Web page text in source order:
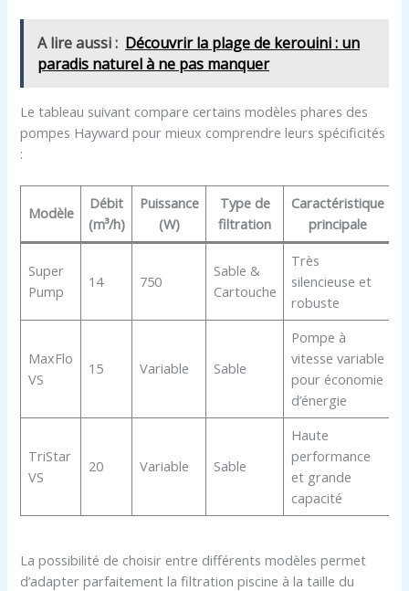
A lire aussi : Découvrir la plage de kerouini : un
paradis naturel à ne pas manquer
Le tableau suivant compare certains modèles phares des
pompes Hayward pour mieux comprendre leurs spécificités
:
Modèle
Débit
(m³/h)
Puissance
(W)
Type de
filtration
Caractéristique
principale
Super
Pump
14 750
Sable &
Cartouche
Très
silencieuse et
robuste
MaxFlo
VS
15 Variable Sable
Pompe à
vitesse variable
pour économie
d’énergie
TriStar
VS
20 Variable Sable
Haute
performance
et grande
capacité
La possibilité de choisir entre différents modèles permet
d’adapter parfaitement la filtration piscine à la taille du